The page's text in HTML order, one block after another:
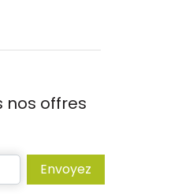
nos offres
Envoyez